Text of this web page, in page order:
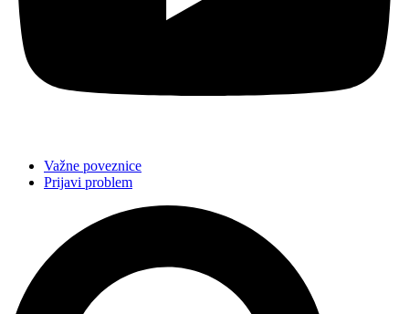
Važne poveznice
Prijavi problem